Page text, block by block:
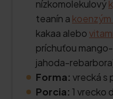
nízkomolekulový
teanín a koenzým
kakaa alebo
príchuťou
jahoda-
Forma: vrecká s
Porcia: 1 vrecko